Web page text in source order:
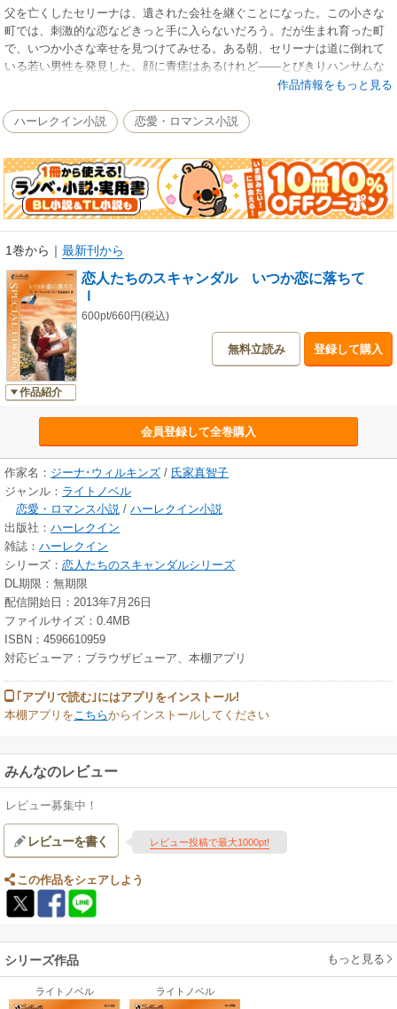
父を亡くしたセリーナは、遺された会社を継ぐことになった。この小さな
町では、刺激的な恋などきっと手に入らないだろう。だが生まれ育った町
で、いつか小さな幸せを見つけてみせる。ある朝、セリーナは道に倒れて
いる若い男性を発見した。顔に青痣はあるけれど――とびきりハンサムな
男性だ！救急車で病院に運んだあと、町の警察官が同席する場で、男性は
を見ながら、セリーナはぼんやりと考えていた。たしかに彼には何かがあ
る。私の心をときめかせる危険な何かが。★新聞社を舞台にしたミニシリ
ーズ『恋人たちのスキャンダル』が今月から始まります。セリーナは助け
た男性のちぐはぐな行動に不審を抱きますが、彼は記憶を失っていたこと
を知り……。★
作品情報をもっと見る
ハーレクイン小説 恋愛・ロマンス小説
1巻から ｜ 最新刊から
作品紹介
恋人たちのスキャンダル いつか恋に落ちて
Ｉ
600pt/660円(税込)
無料立読み 登録して購入
会員登録して全巻購入
作家名： ジーナ･ウィルキンズ / 氏家真智子
ジャンル： ライトノベル
恋愛・ロマンス小説 / ハーレクイン小説
出版社： ハーレクイン
雑誌： ハーレクイン
シリーズ： 恋人たちのスキャンダルシリーズ
DL期限：無期限
配信開始日：2013年7月26日
ファイルサイズ：0.4MB
ISBN：4596610959
対応ビューア：ブラウザビューア、本棚アプリ
｢アプリで読む｣にはアプリをインストール!
本棚アプリを こちらからインストールしてください
みんなのレビュー
レビュー募集中！
レビューを書く レビュー投稿で最大1000pt!
この作品をシェアしよう
シリーズ作品 もっと見る
ライトノベル ライトノベル